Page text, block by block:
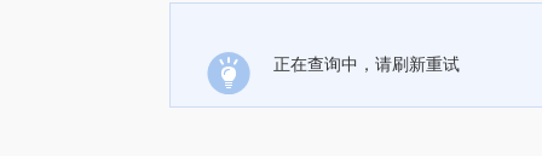
正在查询中，请刷新重试